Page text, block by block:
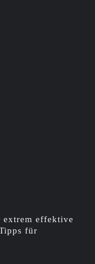
effektive
für